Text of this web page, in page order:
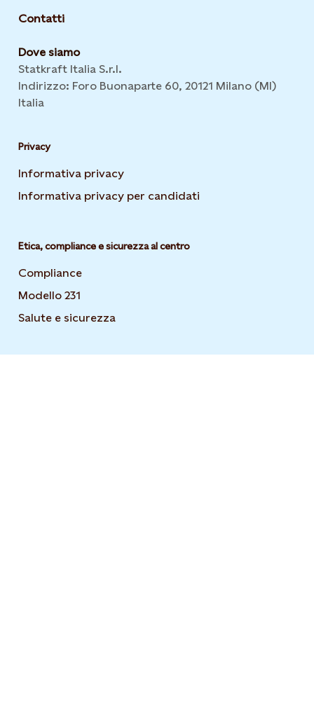
Contatti
Dove siamo
Statkraft Italia S.r.l.
Indirizzo: Foro Buonaparte 60, 20121 Milano (MI)
Italia
Privacy
Informativa privacy
Informativa privacy per candidati
Etica, compliance e sicurezza al centro
Compliance
Modello 231
Salute e sicurezza